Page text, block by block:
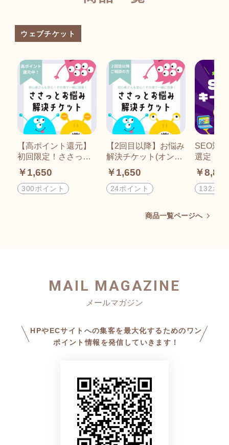
ウェブチケット
【高ポイント還元】
初回限定！ささっと
お悩み解決チケット
(オンライン相談)
￥1,650
300ポイント
【2回目以降】お悩み
解決チケット(オンラ
イン相談)｜ECサイ
ト制作｜バナーデザ
イン｜ホームページ
￥1,650
24ポイント
SEO対
選定
￥
132ポイ
商品一覧ページへ
MAIL MAGAZINE
HPやECサイトへの集客を最大化するためのワン
ポイント情報を発信していきます！